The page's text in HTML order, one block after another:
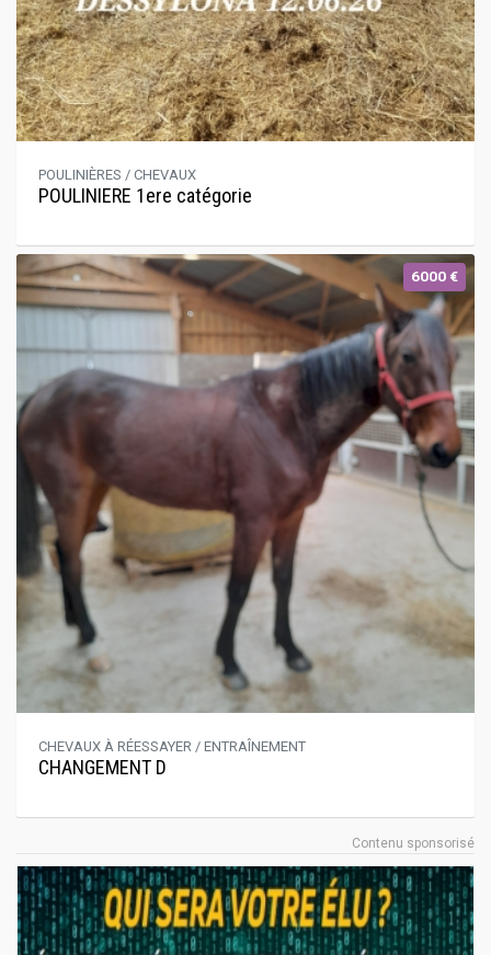
POULINIÈRES / CHEVAUX
POULINIERE 1ere catégorie
6000 €
CHEVAUX À RÉESSAYER / ENTRAÎNEMENT
CHANGEMENT D
Contenu sponsorisé